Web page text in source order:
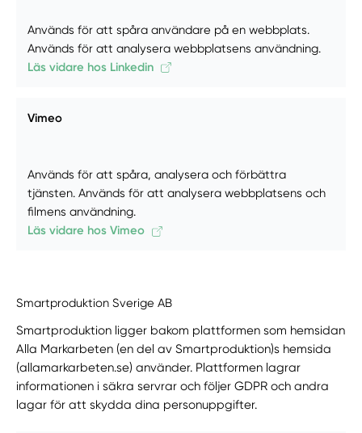
Används för att spåra användare på en webbplats.
Används för att analysera webbplatsens användning.
Läs vidare hos Linkedin
Vimeo
Används för att spåra, analysera och förbättra
tjänsten. Används för att analysera webbplatsens och
filmens användning.
Läs vidare hos Vimeo
Smartproduktion Sverige AB
Smartproduktion ligger bakom plattformen som hemsidan
Alla Markarbeten (en del av Smartproduktion)s hemsida
(allamarkarbeten.se) använder. Plattformen lagrar
informationen i säkra servrar och följer GDPR och andra
lagar för att skydda dina personuppgifter.